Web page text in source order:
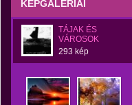
KÉPGALÉRIÁI
TÁJAK ÉS
VÁROSOK
293 kép